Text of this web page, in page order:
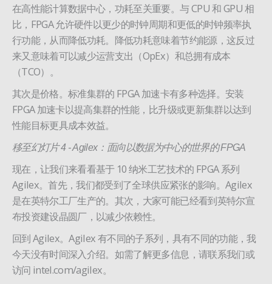
在高性能计算数据中心，功耗至关重要。与 CPU 和 GPU 相
比，FPGA 允许硬件以更少的时钟周期和更低的时钟频率执
行功能，从而降低功耗。降低功耗意味着节约能源，这反过
来又意味着可以减少运营支出（OpEx）和总拥有成本
（TCO）。
其次是价格。标准集群的 FPGA 加速卡有多种选择。安装
FPGA 加速卡以提高集群的性能，比升级或更新集群以达到
性能目标更具成本效益。
移至幻灯片 4 - Agilex：面向以数据为中心的世界的 FPGA
现在，让我们来看看基于 10 纳米工艺技术的 FPGA 系列
Agilex。首先，我们都受到了全球供应紧张的影响。Agilex
是在英特尔工厂生产的。其次，大家可能已经看到英特尔宣
布投资建设晶圆厂，以减少依赖性。
回到 Agilex。Agilex 有不同的子系列，具有不同的功能，我
今天没有时间深入介绍。如需了解更多信息，请联系我们或
访问 intel.com/agilex。